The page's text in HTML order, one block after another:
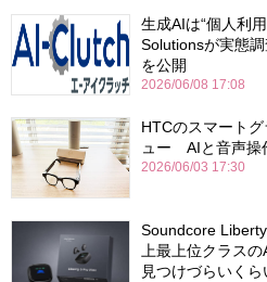
生成AIは“個人利
Solutionsが実態調
を公開
2026/06/08 17:08
HTCのスマート
ュー AIと音声操
2026/06/03 17:30
Soundcore
上最上位クラス
見つけづらいく